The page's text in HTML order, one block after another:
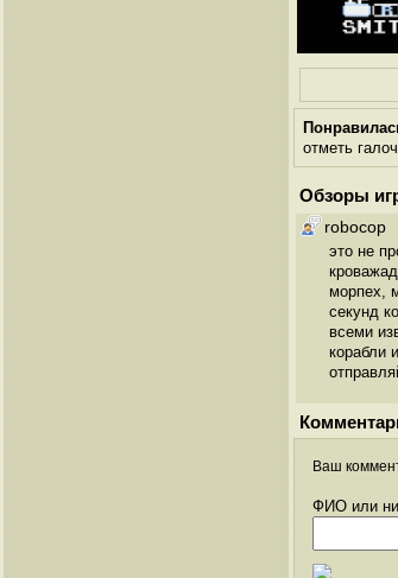
отметь
Обзоры
robocop
это не
морпех,
секунд
всеми
корабли
Ваш
ФИО или